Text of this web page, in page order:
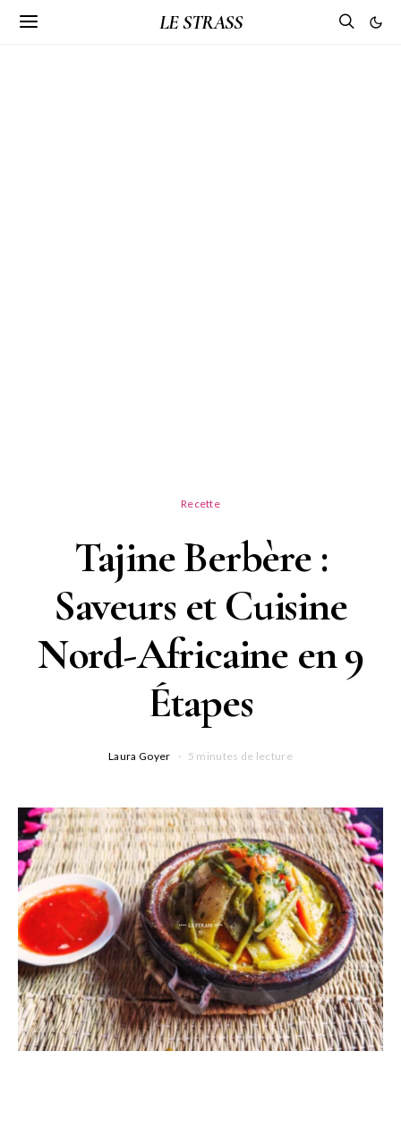
LE STRASS
Recette
Tajine Berbère :
Saveurs et Cuisine
Nord-Africaine en 9
Étapes
Laura Goyer 5 minutes de lecture